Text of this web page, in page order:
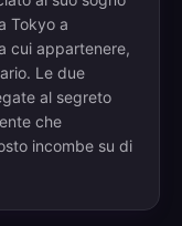
Tokyo a
cui appartenere,
Le due
al segreto
che
incombe su di